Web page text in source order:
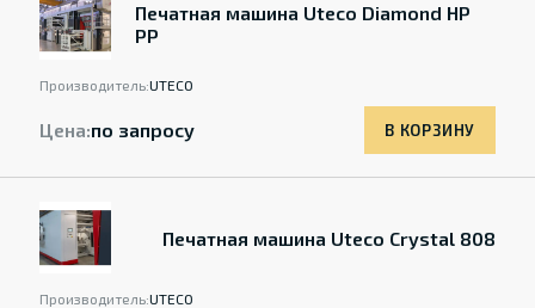
Печатная машина Uteco Diamond HP
PP
Производитель:UTECO
Цена:по запросу В КОРЗИНУ
Печатная машина Uteco Crystal 808
Производитель:UTECO